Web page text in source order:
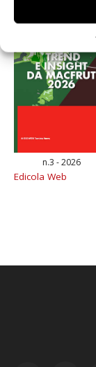
n.3 - 2026
Edicola Web